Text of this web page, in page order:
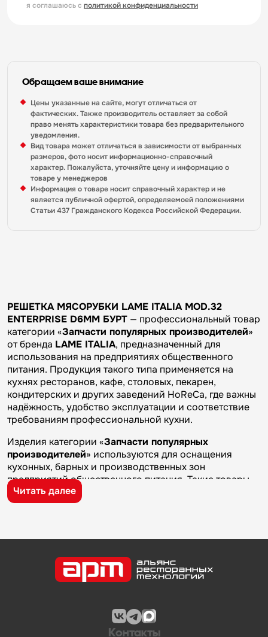
я соглашаюсь с политикой конфиденциальности
Обращаем ваше внимание
Цены указанные на сайте, могут отличаться от
фактических. Также производитель оставляет за собой
право менять характеристики товара без предварительного
уведомления.
Вид товара может отличаться в зависимости от выбранных
размеров, фото носит информационно-справочный
характер. Пожалуйста, уточняйте цену и информацию о
товаре у менеджеров
Информация о товаре носит справочный характер и не
является публичной офертой, определяемоей положениями
Статьи 437 Гражданского Кодекса Российской Федерации.
РЕШЕТКА МЯСОРУБКИ LAME ITALIA MOD.32
ENTERPRISE D6MM БУРТ — профессиональный товар
категории «Запчасти популярных производителей»
от бренда LAME ITALIA, предназначенный для
использования на предприятиях общественного
питания. Продукция такого типа применяется на
кухнях ресторанов, кафе, столовых, пекарен,
кондитерских и других заведений HoReCa, где важны
надёжность, удобство эксплуатации и соответствие
требованиям профессиональной кухни.
Изделия категории «Запчасти популярных
производителей» используются для оснащения
кухонных, барных и производственных зон
предприятий общественного питания. Такие товары
применяются на профессиональных кухнях
ресторанов и кафе, в столовых, пекарнях,
инвентарь для ежедневной работы.
LAME ITALIAизвестен на рынке
профессионального оборудования и кухонного
производителя используется на предприятиях
общественного питания и подходит для эксплуатации
Читать далее
Контакты